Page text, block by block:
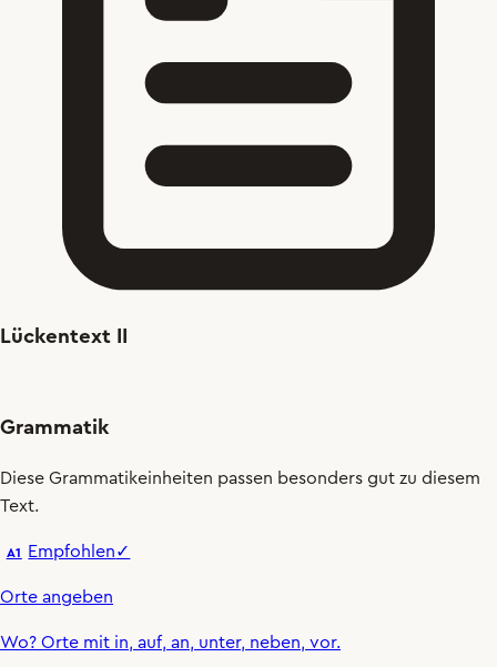
Lückentext II
Grammatik
Diese Grammatikeinheiten passen besonders gut zu diesem
Text.
A1 Empfohlen✓
Orte angeben
Wo? Orte mit in, auf, an, unter, neben, vor.